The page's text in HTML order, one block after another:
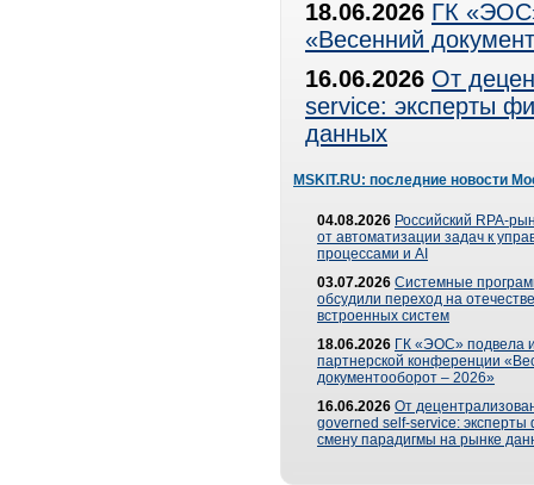
18.06.2026 ГК
«Весенний
16.06.2026 От
service: эксперты
данных
MSKIT.RU: последние новости
04.08.2026 Российский RPA-
от автоматизации задач к
процессами и AI
03.07.2026 Системные
обсудили переход на
встроенных систем
18.06.2026 ГК «ЭОС» подвела
партнерской конференции
документооборот – 2026»
16.06.2026 От
governed self-service: эксперты
смену парадигмы на рынке